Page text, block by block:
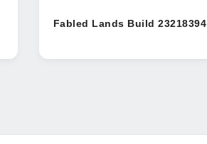
Fabled Lands Build 23218394